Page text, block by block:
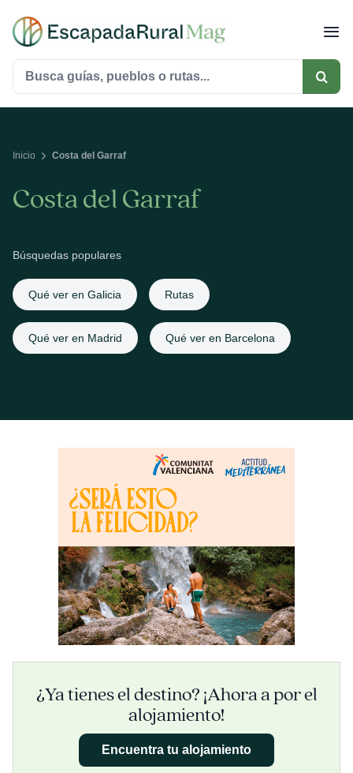
contenido
Buscar:
Inicio Costa del Garraf
Costa del Garraf
Búsquedas populares
Qué ver en Galicia Rutas
Qué ver en Madrid Qué ver en Barcelona
¿Ya tienes el destino? ¡Ahora a por el
alojamiento!
Encuentra tu alojamiento